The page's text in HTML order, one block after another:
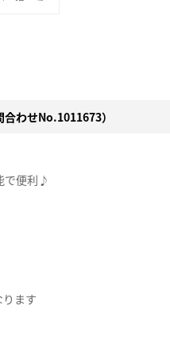
わせNo.1011673）
で便利♪
ます